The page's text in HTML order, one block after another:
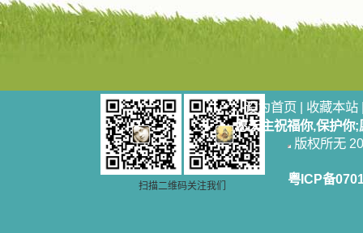
扫描二维码关注我们
设为首页 | 收藏本站
愿天主祝福你,保护你
版权所无
粤ICP备